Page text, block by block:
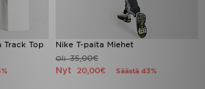
Track Top Nike T-paita Miehet
Oli35,00€
Nyt 20,00€ Säästä 43%